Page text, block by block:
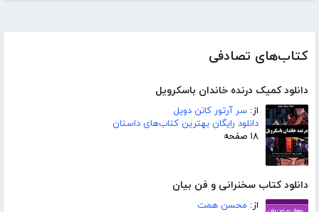
کتاب‌های تصادفی
دانلود کمیک درنده خاندان باسکرویل
از: سر آرتور کانن دویل
دانلود رایگان بهترین کتاب‌های داستان
۱۸ صفحه
دانلود کتاب سخنرانی و فن بیان
از: محسن همت